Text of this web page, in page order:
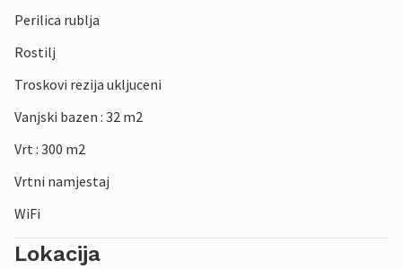
dolaska u objekt ili tijekom vašeg boravka. U tom slučaju
Perilica rublja
Rostilj
Troskovi rezija ukljuceni
Vanjski bazen : 32 m2
Vrt : 300 m2
Vrtni namjestaj
WiFi
Lokacija